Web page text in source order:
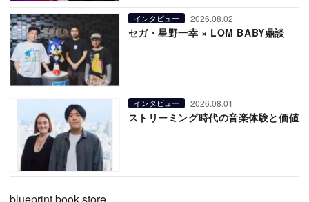
インタビュー 2026.08.02
セガ・星野一幸 × LOM BABY鼎談
インタビュー 2026.08.01
ストリーミング時代の音楽体験と価値